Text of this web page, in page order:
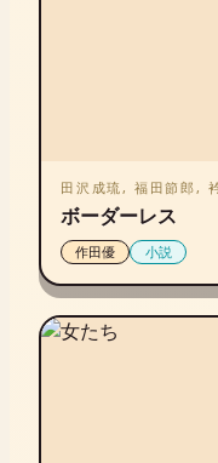
田沢成琉, 福田節郎,
ボーダーレス
作田優 小説